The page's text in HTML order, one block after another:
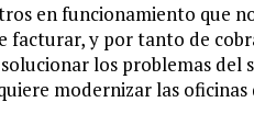
en funcionamiento que
facturar, y por tanto de
los problemas del
modernizar las